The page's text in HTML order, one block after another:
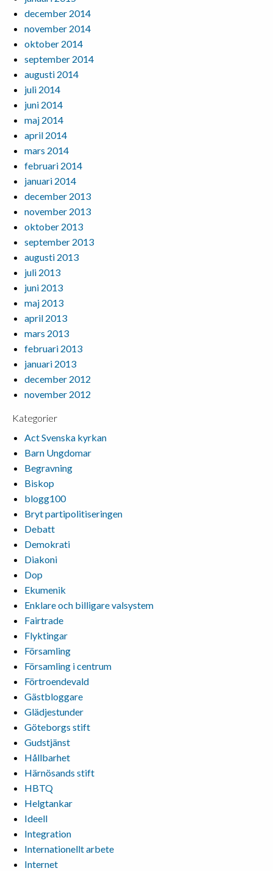
december 2014
november 2014
oktober 2014
september 2014
augusti 2014
juli 2014
juni 2014
maj 2014
april 2014
mars 2014
februari 2014
januari 2014
december 2013
november 2013
oktober 2013
september 2013
augusti 2013
juli 2013
juni 2013
maj 2013
april 2013
mars 2013
februari 2013
januari 2013
december 2012
november 2012
Kategorier
Act Svenska kyrkan
Barn Ungdomar
Begravning
Biskop
blogg100
Bryt partipolitiseringen
Debatt
Demokrati
Diakoni
Dop
Ekumenik
Enklare och billigare valsystem
Fairtrade
Flyktingar
Församling
Församling i centrum
Förtroendevald
Gästbloggare
Glädjestunder
Göteborgs stift
Gudstjänst
Hållbarhet
Härnösands stift
HBTQ
Helgtankar
Ideell
Integration
Internationellt arbete
Internet